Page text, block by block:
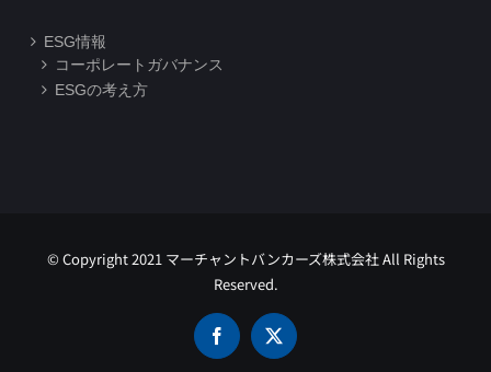
ESG情報
コーポレートガバナンス
ESGの考え方
© Copyright 2021 マーチャントバンカーズ株式会社 All Rights
Reserved.
Facebook
X